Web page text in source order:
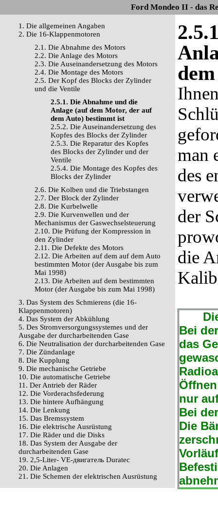
Ford Mondeo II - das
1. Die allgemeinen Angaben
2. Die 16-Klappenmotoren
2.1. Die Abnahme des Motors
2.2. Die Anlage des Motors
2.3. Die Auseinandersetzung des Motors
2.4. Die Montage des Motors
2.5. Der Kopf des Blocks der Zylinder
und die Ventile
2.5.1. Die Abnahme und die
Anlage (auf dem Motor, der auf
dem Auto) bestimmt ist
2.5.2. Die Auseinandersetzung des
Kopfes des Blocks der Zylinder
2.5.3. Die Reparatur des Kopfes
des Blocks der Zylinder und der
Ventile
2.5.4. Die Montage des Kopfes des
Blocks der Zylinder
2.6. Die Kolben und die Triebstangen
2.7. Der Block der Zylinder
2.8. Die Kurbelwelle
2.9. Die Kurvenwellen und der
Mechanismus der Gaswechselsteuerung
2.10. Die Prüfung der Kompression in
den Zylinder
2.11. Die Defekte des Motors
2.12. Die Arbeiten auf dem auf dem Auto
bestimmten Motor (der Ausgabe bis zum
Mai 1998)
2.13. Die Arbeiten auf dem bestimmten
Motor (der Ausgabe bis zum Mai 1998)
3. Das System des Schmierens (die 16-
Klappenmotoren)
4. Das System der Abkühlung
5. Des Stromversorgungssystemes und der
Ausgabe der durcharbeitenden Gase
6. Die Neutralisation der durcharbeitenden Gase
7. Die Zündanlage
8. Die Kupplung
9. Die mechanische Getriebe
10. Die automatische Getriebe
11. Der Antrieb der Räder
12. Die Vorderachsfederung
13. Die hintere Aufhängung
14. Die Lenkung
15. Das Bremssystem
16. Die elektrische Ausrüstung
17. Die Räder und die Disks
18. Das System der Ausgabe der
durcharbeitenden Gase
19. 2,5-Liter- VЕ-двигатель Duratec
20. Die Anlagen
21. Die Schemen der elektrischen Ausrüstung
man
des
der
die
Die
Bei
das
nur
Bei
Die